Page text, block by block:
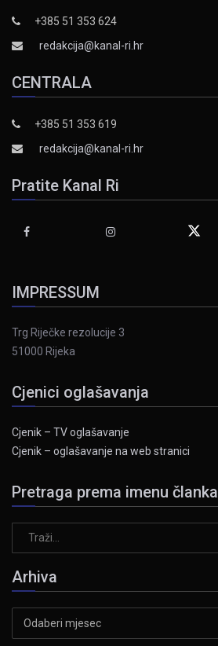
+385 51 353 624
redakcija@kanal-ri.hr
CENTRALA
+385 51 353 619
redakcija@kanal-ri.hr
Pratite Kanal Ri
IMPRESSUM
Trg Riječke rezolucije 3
51000 Rijeka
Cjenici oglašavanja
Cjenik – TV oglašavanje
Cjenik – oglašavanje na web stranici
Pretraga prema imenu članka
Arhiva